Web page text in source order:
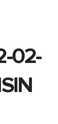
02-